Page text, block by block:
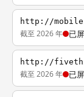
http://
截至 2026 年 已
http://
截至 2026 年 已